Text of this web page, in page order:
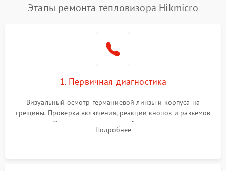
Этапы ремонта тепловизора Hikmicro
1. Первичная диагностика
Визуальный осмотр германиевой линзы и корпуса на
трещины. Проверка включения, реакции кнопок и разъемов
зарядки. Оценка вывода тепловой сигнатуры на экран,
проверка базовых функций и считывание системных
Подробнее